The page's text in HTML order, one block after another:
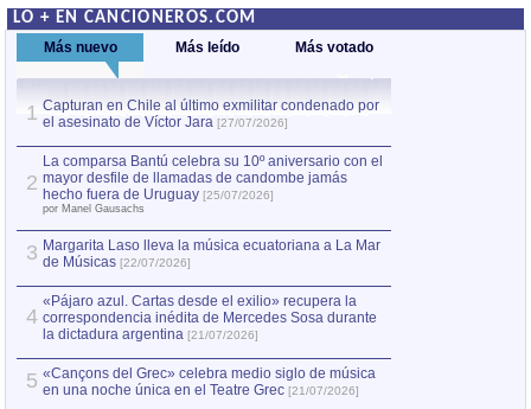
LO + EN CANCIONEROS.COM
Más nuevo Más leído Más votado
1 Capturan en Chile al último exmilitar condenado por
el asesinato de Víctor Jara [27/07/2026]
2
La comparsa Bantú celebra su 10º aniversario con el
mayor desfile de llamadas de candombe jamás
hecho fuera de Uruguay [25/07/2026]
por Manel Gausachs
3 Margarita Laso lleva la música ecuatoriana a La Mar
de Músicas [22/07/2026]
4
«Pájaro azul. Cartas desde el exilio» recupera la
correspondencia inédita de Mercedes Sosa durante
la dictadura argentina [21/07/2026]
5 «Cançons del Grec» celebra medio siglo de música
en una noche única en el Teatre Grec [21/07/2026]